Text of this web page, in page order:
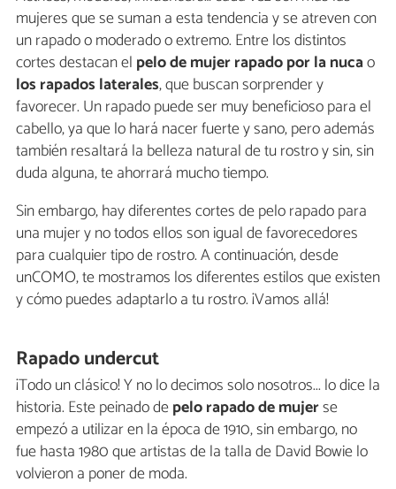
mujeres que se suman a esta tendencia y se atreven con
un rapado o moderado o extremo. Entre los distintos
cortes destacan el pelo de mujer rapado por la nucao
los rapados laterales, que buscan sorprender y
favorecer. Un rapado puede ser muy beneficioso para el
cabello, ya que lo hará nacer fuerte y sano, pero además
también resaltará la belleza natural de tu rostro y sin, sin
duda alguna, te ahorrará mucho tiempo.
Sin embargo, hay diferentes cortes de pelo rapado para
una mujer y no todos ellos son igual de favorecedores
para cualquier tipo de rostro. A continuación, desde
unCOMO, te mostramos los diferentes estilos que existen
y cómo puedes adaptarlo a tu rostro. ¡Vamos allá!
Rapado undercut
¡Todo un clásico! Y no lo decimos solo nosotros... lo dice la
historia. Este peinado depelo rapado de mujerse
empezó a utilizar en la época de 1910, sin embargo, no
fue hasta 1980 que artistas de la talla de David Bowie lo
volvieron a poner de moda.